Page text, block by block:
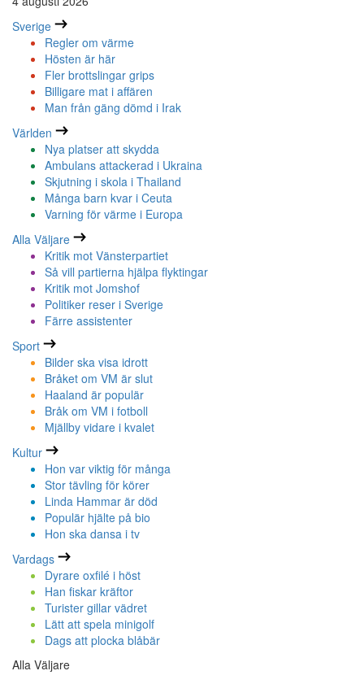
Sverige
Regler om värme
Hösten är här
Fler brottslingar grips
Billigare mat i affären
Man från gäng dömd i Irak
Världen
Nya platser att skydda
Ambulans attackerad i Ukraina
Skjutning i skola i Thailand
Många barn kvar i Ceuta
Varning för värme i Europa
Alla Väljare
Kritik mot Vänsterpartiet
Så vill partierna hjälpa flyktingar
Kritik mot Jomshof
Politiker reser i Sverige
Färre assistenter
Sport
Bilder ska visa idrott
Bråket om VM är slut
Haaland är populär
Bråk om VM i fotboll
Mjällby vidare i kvalet
Kultur
Hon var viktig för många
Stor tävling för körer
Linda Hammar är död
Populär hjälte på bio
Hon ska dansa i tv
Vardags
Dyrare oxfilé i höst
Han fiskar kräftor
Turister gillar vädret
Lätt att spela minigolf
Dags att plocka blåbär
Alla Väljare